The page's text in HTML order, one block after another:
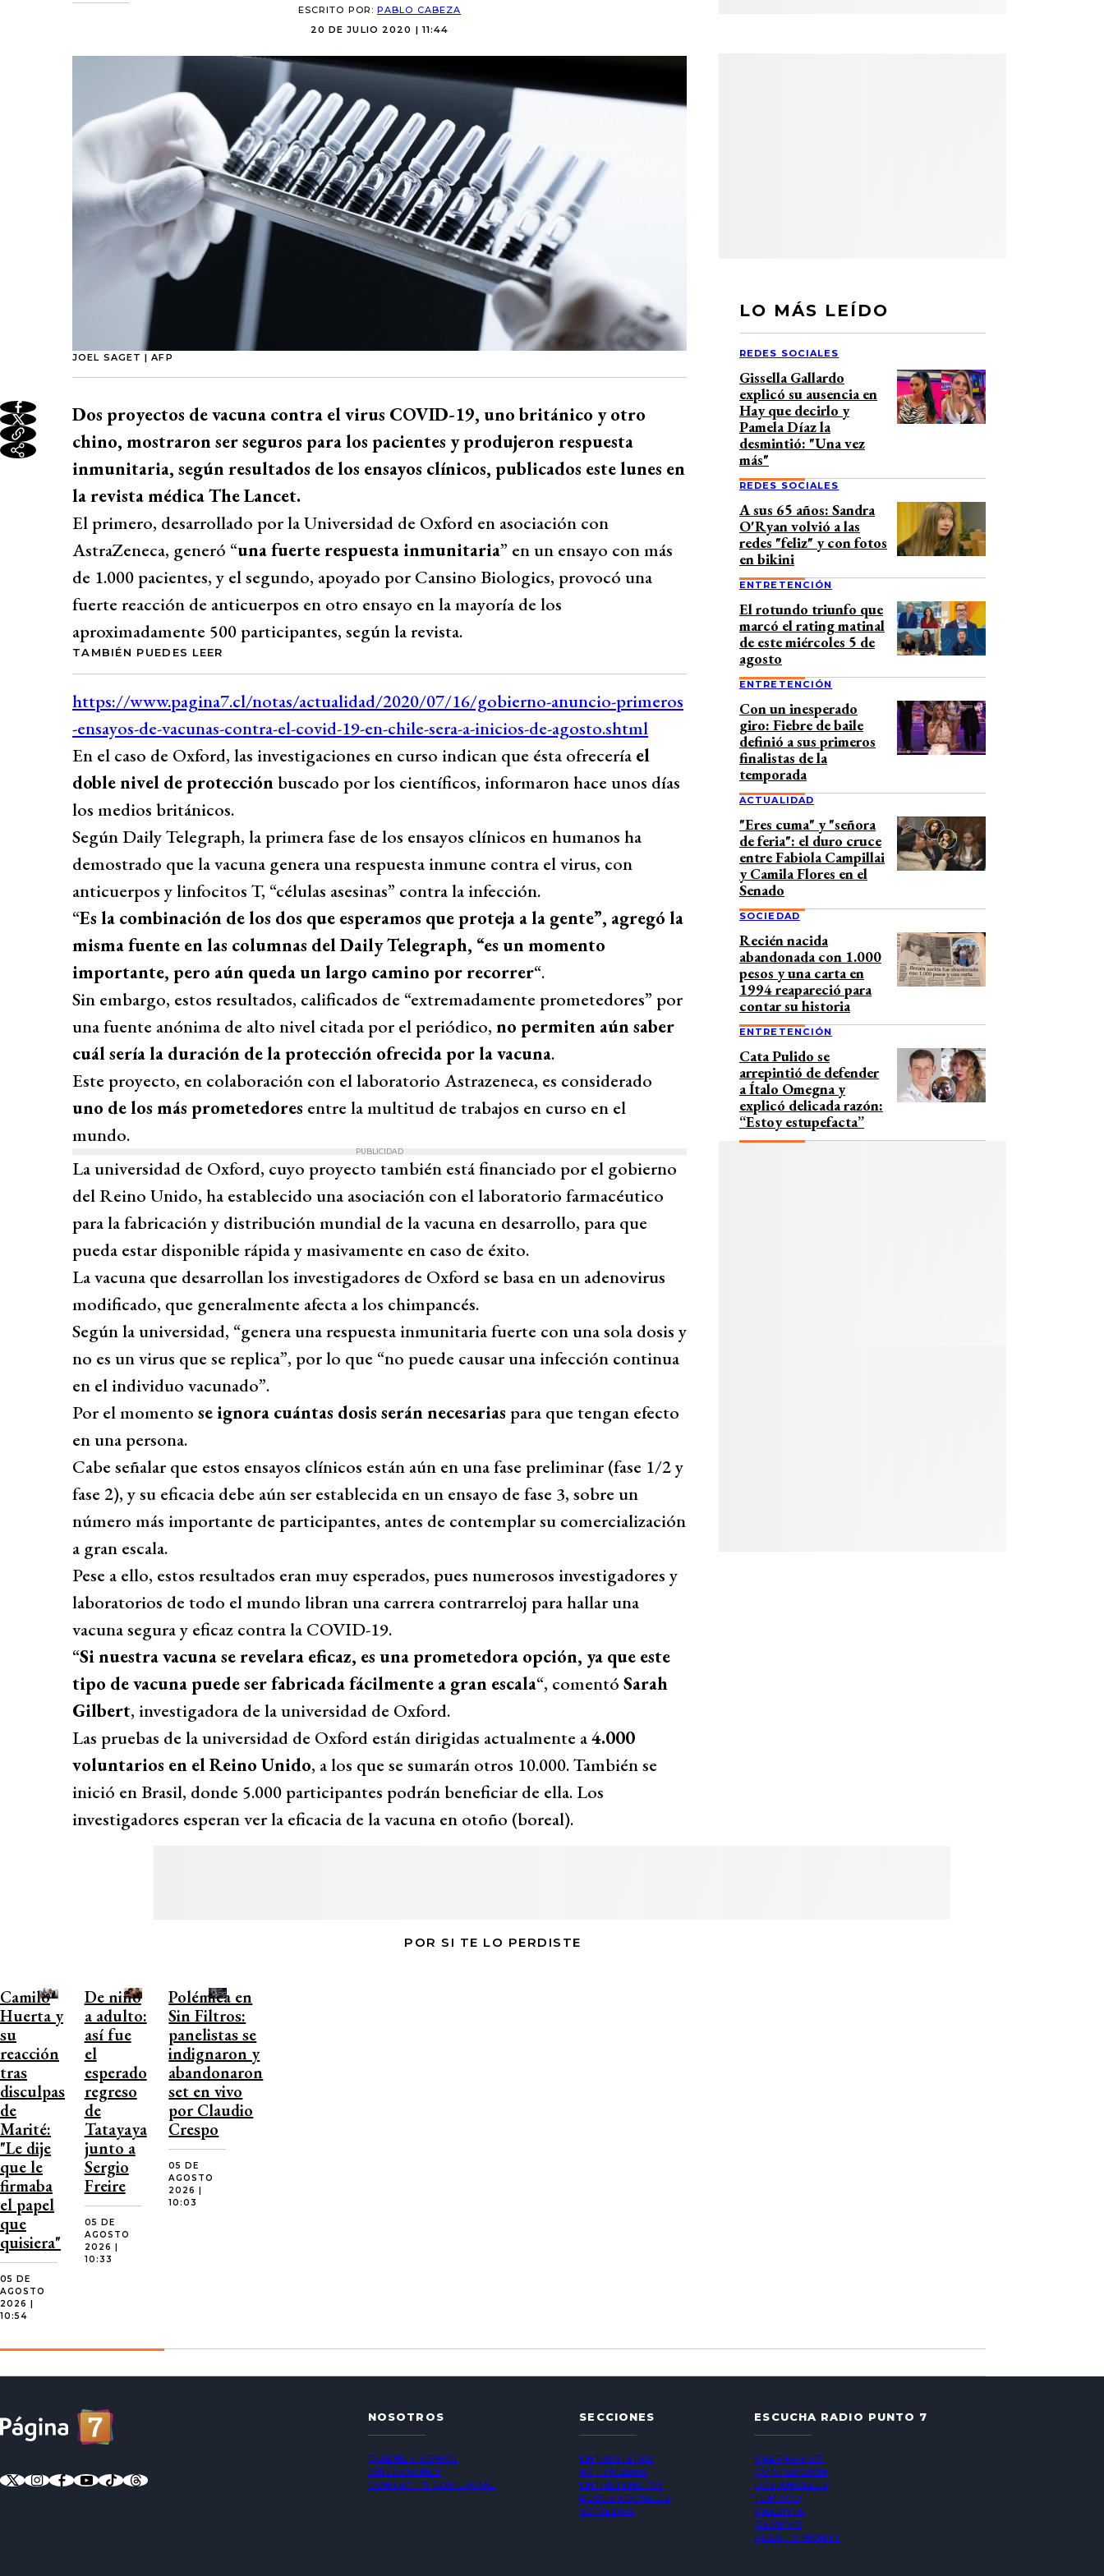
ESCRITO POR:PABLO CABEZA
20 DE JULIO 2020 | 11:44
JOEL SAGET | AFP
Dos proyectos de vacuna contra el virus COVID-19, uno británico y otro
chino, mostraron ser seguros para los pacientes y produjeron respuesta
inmunitaria, según resultados de los ensayos clínicos, publicados este lunes en
la revista médica The Lancet.
El primero, desarrollado por la Universidad de Oxford en asociación con
AstraZeneca, generó “una fuerte respuesta inmunitaria” en un ensayo con más
de 1.000 pacientes, y el segundo, apoyado por Cansino Biologics, provocó una
fuerte reacción de anticuerpos en otro ensayo en la mayoría de los
aproximadamente 500 participantes, según la revista.
TAMBIÉN PUEDES LEER
En el caso de Oxford, las investigaciones en curso indican que ésta ofrecería el
doble nivel de protección buscado por los científicos, informaron hace unos días
los medios británicos.
Según Daily Telegraph, la primera fase de los ensayos clínicos en humanos ha
demostrado que la vacuna genera una respuesta inmune contra el virus, con
anticuerpos y linfocitos T, “células asesinas” contra la infección.
“Es la combinación de los dos que esperamos que proteja a la gente”, agregó la
misma fuente en las columnas del Daily Telegraph, “es un momento
importante, pero aún queda un largo camino por recorrer“.
Sin embargo, estos resultados, calificados de “extremadamente prometedores” por
una fuente anónima de alto nivel citada por el periódico, no permiten aún saber
cuál sería la duración de la protección ofrecida por la vacuna.
Este proyecto, en colaboración con el laboratorio Astrazeneca, es considerado
uno de los más prometedores entre la multitud de trabajos en curso en el
mundo.
PUBLICIDAD
La universidad de Oxford, cuyo proyecto también está financiado por el gobierno
del Reino Unido, ha establecido una asociación con el laboratorio farmacéutico
para la fabricación y distribución mundial de la vacuna en desarrollo, para que
pueda estar disponible rápida y masivamente en caso de éxito.
La vacuna que desarrollan los investigadores de Oxford se basa en un adenovirus
modificado, que generalmente afecta a los chimpancés.
Según la universidad, “genera una respuesta inmunitaria fuerte con una sola dosis y
no es un virus que se replica”, por lo que “no puede causar una infección continua
en el individuo vacunado”.
Por el momento se ignora cuántas dosis serán necesarias para que tengan efecto
en una persona.
Cabe señalar que estos ensayos clínicos están aún en una fase preliminar (fase 1/2 y
fase 2), y su eficacia debe aún ser establecida en un ensayo de fase 3, sobre un
número más importante de participantes, antes de contemplar su comercialización
a gran escala.
Pese a ello, estos resultados eran muy esperados, pues numerosos investigadores y
laboratorios de todo el mundo libran una carrera contrarreloj para hallar una
vacuna segura y eficaz contra la COVID-19.
“Si nuestra vacuna se revelara eficaz, es una prometedora opción, ya que este
tipo de vacuna puede ser fabricada fácilmente a gran escala“, comentó Sarah
Gilbert, investigadora de la universidad de Oxford.
Las pruebas de la universidad de Oxford están dirigidas actualmente a4.000
voluntarios en el Reino Unido, a los que se sumarán otros 10.000. También se
inició en Brasil, donde 5.000 participantes podrán beneficiar de ella. Los
investigadores esperan ver la eficacia de la vacuna en otoño (boreal).
LO MÁS LEÍDO
REDES SOCIALES
Gissella Gallardo
explicó su ausencia en
Hay que decirlo y
Pamela Díaz la
desmintió: "Una vez
más"
REDES SOCIALES
A sus 65 años: Sandra
O'Ryan volvió a las
redes "feliz" y con fotos
en bikini
ENTRETENCIÓN
El rotundo triunfo que
marcó el rating matinal
de este miércoles 5 de
agosto
ENTRETENCIÓN
Con un inesperado
giro: Fiebre de baile
definió a sus primeros
finalistas de la
temporada
ACTUALIDAD
"Eres cuma" y "señora
de feria": el duro cruce
entre Fabiola Campillai
y Camila Flores en el
Senado
SOCIEDAD
Recién nacida
abandonada con 1.000
pesos y una carta en
1994 reapareció para
contar su historia
ENTRETENCIÓN
Cata Pulido se
arrepintió de defender
a Ítalo Omegna y
explicó delicada razón:
“Estoy estupefacta”
POR SI TE LO PERDISTE
Camilo
Huerta y
su
reacción
tras
disculpas
de
Marité:
"Le dije
que le
firmaba
el papel
que
quisiera"
05 DE
AGOSTO
2026 |
10:54
De niño
a adulto:
así fue
el
esperado
regreso
de
Tatayaya
junto a
Sergio
Freire
05 DE
AGOSTO
2026 |
10:33
Polémica en
Sin Filtros:
panelistas se
indignaron y
abandonaron
set en vivo
por Claudio
Crespo
05 DE
AGOSTO
2026 |
10:03
NOSOTROS
QUIÉNES SOMOS
DIRECCIONES
CONTACTO COMERCIAL
SECCIONES
ENTREVISTAS
ACTUALIDAD
ENTRETENCIÓN
REDES SOCIALES
SOCIEDAD
ESCUCHA RADIO PUNTO 7
VALPARAÍSO
CONCEPCIÓN
LOS ÁNGELES
TEMUCO
VALDIVIA
OSORNO
PUERTO MONTT